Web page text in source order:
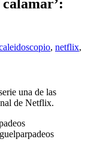
, netflix,
una de las
de Netflix.